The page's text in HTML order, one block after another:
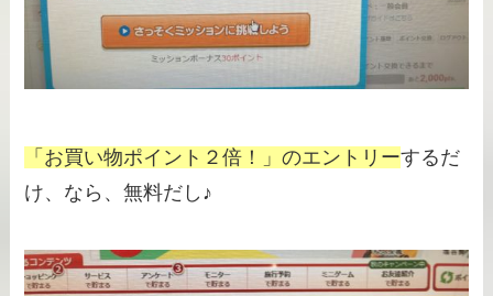
「お買い物ポイント２倍！」のエントリーするだ
け、なら、無料だし♪